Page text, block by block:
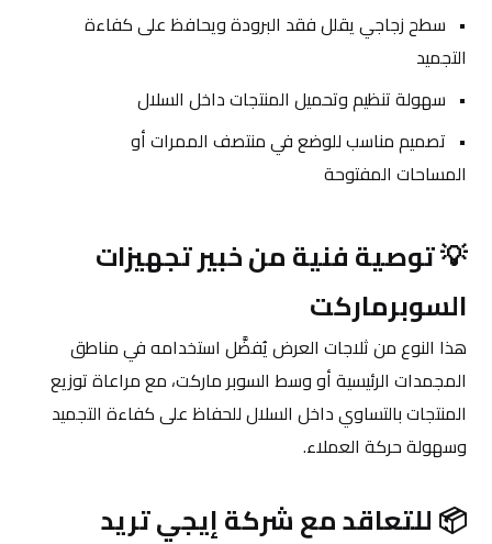
التجميد
سهولة تنظيم وتحميل المنتجات داخل السلال
المساحات المفتوحة
السوبرماركت
وسهولة حركة العملاء.